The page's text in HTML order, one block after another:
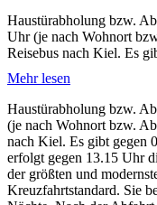
Haustürabholung bzw.
Uhr (je nach Wohnort
Reisebus nach Kiel. Es
Mehr lesen
Haustürabholung bzw.
(je nach Wohnort bzw.
nach Kiel. Es gibt gegen
erfolgt gegen 13.15 Uhr
der größten und
Kreuzfahrtstandard. Sie